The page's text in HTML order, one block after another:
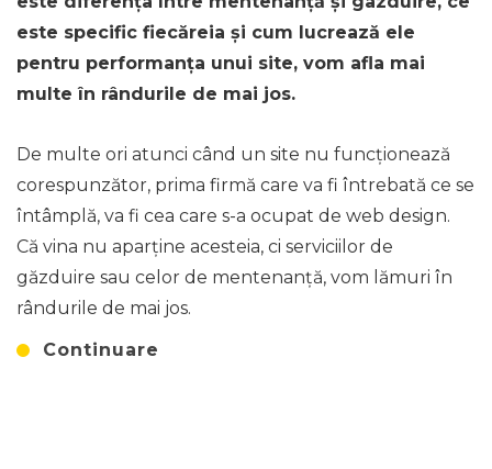
este specific fiecăreia și cum lucrează ele
pentru performanța unui site, vom afla mai
multe în rândurile de mai jos.
De multe ori atunci când un site nu funcționează
corespunzător, prima firmă care va fi întrebată ce se
întâmplă, va fi cea care s-a ocupat de web design.
Că vina nu aparține acesteia, ci serviciilor de
găzduire sau celor de mentenanță, vom lămuri în
rândurile de mai jos.
Continuare